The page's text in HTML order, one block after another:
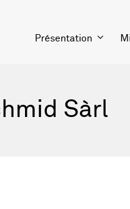
Présentation
Sàrl